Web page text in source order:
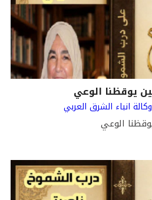
وكالة انباء الشرق العربي